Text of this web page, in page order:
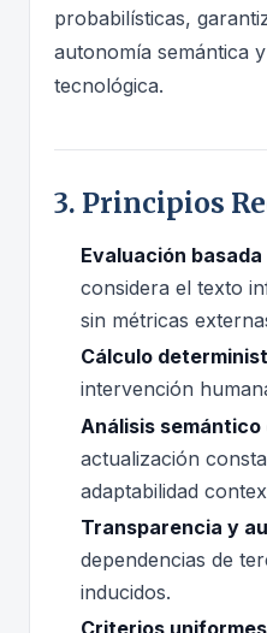
probabilísticas,
autonomía semántica
tecnológica.
3. Principios
Evaluación
considera el texto
sin métricas
Cálculo
intervención
Análisis semántico
actualización
adaptabilidad
Transparencia y
dependencias de
inducidos.
Criterios